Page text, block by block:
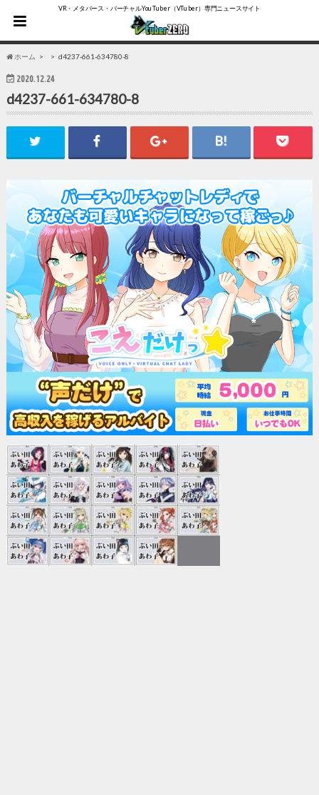
VR・メタバース・バーチャルYouTuber（VTuber）専門ニュースサイト
ホーム d4237-661-634780-8
2020.12.24
d4237-661-634780-8